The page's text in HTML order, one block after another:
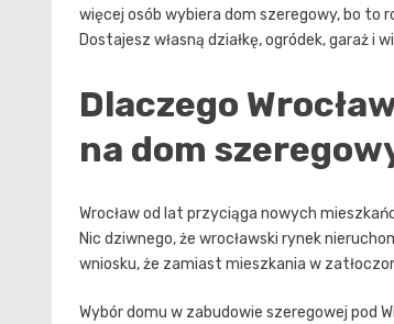
więcej osób wybiera dom szeregowy, bo to
Dostajesz własną działkę, ogródek, garaż i
Dlaczego
na dom
Wrocław od lat przyciąga nowych
Nic dziwnego, że wrocławski rynek
wniosku, że zamiast mieszkania w
Wybór domu w zabudowie szeregowej pod